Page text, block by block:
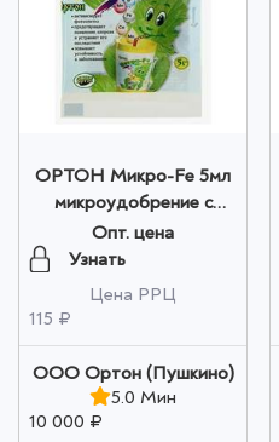
ОРТОН Микро-Fe 5мл
микроудобрение с
хелатной формой
железа оптом
Опт. цена
Узнать
Цена РРЦ
115 ₽
ООО Ортон (Пушкино)
5.0 Мин
10 000 ₽